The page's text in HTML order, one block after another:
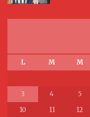
L M M
3
4 5
10
11 12